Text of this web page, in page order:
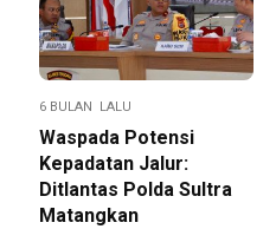
6 BULAN LALU
Waspada Potensi
Kepadatan Jalur:
Ditlantas Polda Sultra
Matangkan